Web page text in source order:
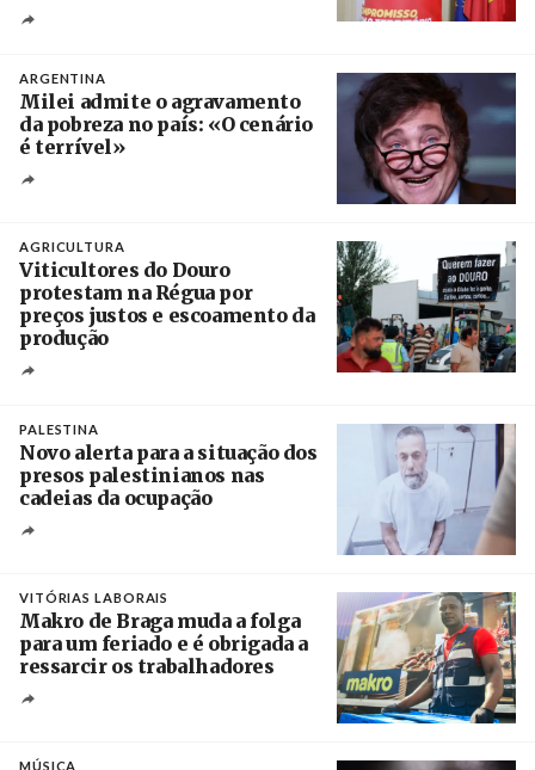
ARGENTINA
Milei admite o agravamento
da pobreza no país: «O cenário
é terrível»
AGRICULTURA
Viticultores do Douro
protestam na Régua por
preços justos e escoamento da
produção
PALESTINA
Novo alerta para a situação dos
presos palestinianos nas
cadeias da ocupação
VITÓRIAS LABORAIS
Makro de Braga muda a folga
para um feriado e é obrigada a
ressarcir os trabalhadores
MÚSICA